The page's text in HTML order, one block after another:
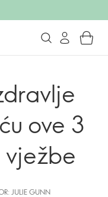
ove 3
vježbe
JULIE GUNN